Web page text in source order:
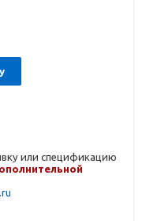
или спецификацию